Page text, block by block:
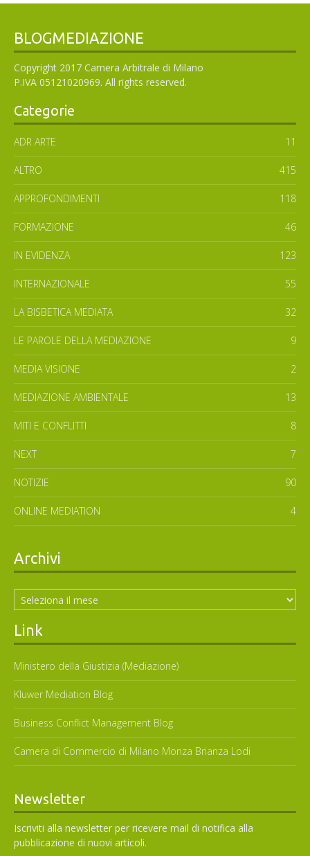
BLOGMEDIAZIONE
Copyright 2017 Camera Arbitrale di Milano
P.IVA 05121020969. All rights reserved.
Categorie
ADR ARTE 11
ALTRO 415
APPROFONDIMENTI 118
FORMAZIONE 46
IN EVIDENZA 123
INTERNAZIONALE 55
LA BISBETICA MEDIATA 32
LE PAROLE DELLA MEDIAZIONE 9
MEDIA VISIONE 2
MEDIAZIONE AMBIENTALE 13
MITI E CONFLITTI 8
NEXT 7
NOTIZIE 90
ONLINE MEDIATION 4
Archivi
Archivi
Link
Ministero della Giustizia (Mediazione)
Kluwer Mediation Blog
Business Conflict Management Blog
Camera di Commercio di Milano Monza Brianza Lodi
Newsletter
Iscriviti alla newsletter per ricevere mail di notifica alla
pubblicazione di nuovi articoli.